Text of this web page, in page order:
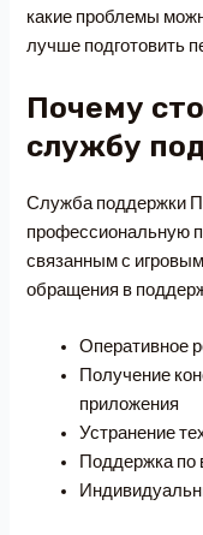
какие проблемы
лучше подготовить
Почему
службу
Служба поддержки
профессиональную
связанным с
обращения в
Оперативное
Получение
приложения
Устранение
Поддержка по